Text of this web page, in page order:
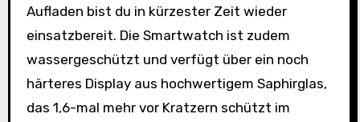
Aufladen bist du in kürzester Zeit wieder
einsatzbereit. Die Smartwatch ist zudem
wassergeschützt und verfügt über ein noch
härteres Display aus hochwertigem Saphirglas,
das 1,6-mal mehr vor Kratzern schützt im